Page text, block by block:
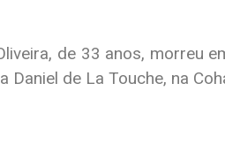
de 33 anos, morreu
de La Touche, na